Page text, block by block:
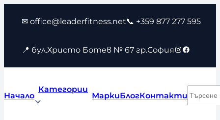
съдържанието
✉ office@leaderfitness.net📞 +359 877 277 595
📍 бул.Христо Ботев № 67 гр.София Instagram
Facebook
Начало
Категории
МаркиБлогКонтакти